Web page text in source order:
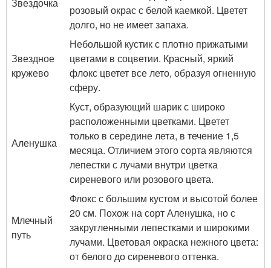
розовый окрас с белой каемкой. Цветет
долго, но не имеет запаха.
Звездное
кружево
Небольшой кустик с плотно прижатыми
цветами в соцветии. Красный, яркий
флокс цветет все лето, образуя огненную
сферу.
Аленушка
Куст, образующий шарик с широко
расположенными цветками. Цветет
только в середине лета, в течение 1,5
месяца. Отличием этого сорта являются
лепестки с лучами внутри цветка
сиреневого или розового цвета.
Млечный
путь
Флокс с большим кустом и высотой более
20 см. Похож на сорт Аленушка, но с
закругленными лепестками и широкими
лучами. Цветовая окраска нежного цвета:
от белого до сиреневого оттенка.